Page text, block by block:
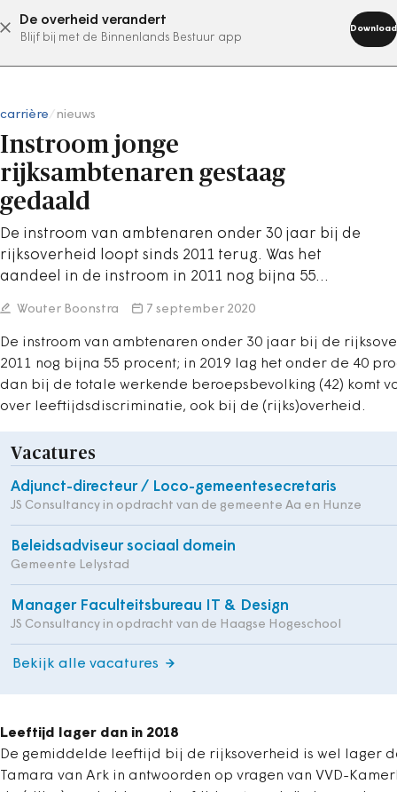
De overheid verandert
Blijf bij met de Binnenlands Bestuur app
Download
carrière nieuws
Instroom jonge
rijksambtenaren gestaag
gedaald
De instroom van ambtenaren onder 30 jaar bij de
rijksoverheid loopt sinds 2011 terug. Was het
aandeel in de instroom in 2011 nog bijna 55…
Wouter Boonstra 7 september 2020
De instroom van ambtenaren onder 30 jaar bij de
2011 nog bijna 55 procent; in 2019 lag het onder de 40
dan bij de totale werkende beroepsbevolking (42) komt
over leeftijdsdiscriminatie, ook bij de (rijks)overheid.
Vacatures
Adjunct-directeur / Loco-gemeentesecretaris
JS Consultancy in opdracht van de gemeente Aa en Hunze
Beleidsadviseur sociaal domein
Gemeente Lelystad
Manager Faculteitsbureau IT & Design
JS Consultancy in opdracht van de Haagse Hogeschool
Bekijk alle vacatures
Leeftijd lager dan in 2018
De gemiddelde leeftijd bij de rijksoverheid is wel lager
Tamara van Ark in antwoorden op vragen van VVD-